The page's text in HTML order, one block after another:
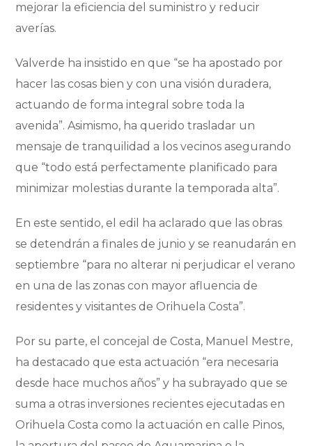
mejorar la eficiencia del suministro y reducir
averías.
Valverde ha insistido en que “se ha apostado por
hacer las cosas bien y con una visión duradera,
actuando de forma integral sobre toda la
avenida”. Asimismo, ha querido trasladar un
mensaje de tranquilidad a los vecinos asegurando
que “todo está perfectamente planificado para
minimizar molestias durante la temporada alta”.
En este sentido, el edil ha aclarado que las obras
se detendrán a finales de junio y se reanudarán en
septiembre “para no alterar ni perjudicar el verano
en una de las zonas con mayor afluencia de
residentes y visitantes de Orihuela Costa”.
Por su parte, el concejal de Costa, Manuel Mestre,
ha destacado que esta actuación “era necesaria
desde hace muchos años” y ha subrayado que se
suma a otras inversiones recientes ejecutadas en
Orihuela Costa como la actuación en calle Pinos,